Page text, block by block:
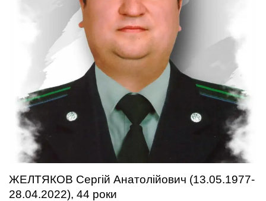
ЖЕЛТЯКОВ Сергій Анатолійович (13.05.1977-
28.04.2022), 44 роки